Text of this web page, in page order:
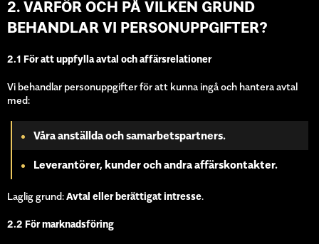
2. VARFÖR OCH PÅ VILKEN GRUND
BEHANDLAR VI PERSONUPPGIFTER?
2.1 För att uppfylla avtal och affärsrelationer
Vi behandlar personuppgifter för att kunna ingå och hantera avtal
med:
Våra anställda och samarbetspartners.
Leverantörer, kunder och andra affärskontakter.
Laglig grund:Avtal eller berättigat intresse.
2.2 För marknadsföring